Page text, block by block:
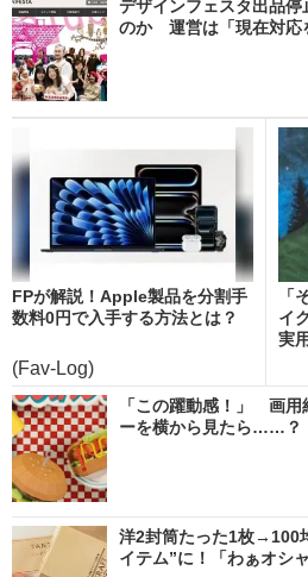
デザインフェスタ出品
のか 運営は「現在対応
FPが解説！Apple製品を分割手
数料0円で入手する方法とは？
(Fav-Log)
「
イ
実
「この躍動感！」 画用
ーを横から見たら……
洋2封筒たった1枚→100
イテム”に！「わぁオシ